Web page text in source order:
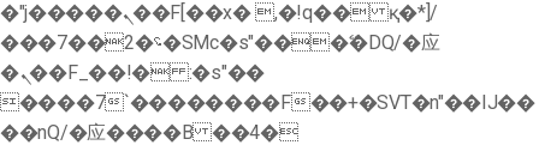
�"j�����ܢ��F[��x� ,�!q�� қ�*]/
���؝�2��7�SMc�s"���ޭ�DQ/�应
�ܢ��F_��!� :�s"��
����7`��������F��+�SVT�n"��IJ��
��nQ/�应����B ��4�